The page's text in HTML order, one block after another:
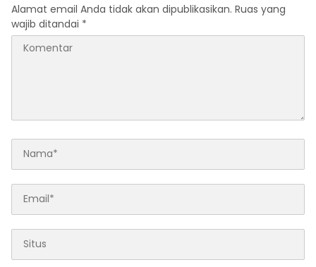
Alamat email Anda tidak akan dipublikasikan. Ruas yang
wajib ditandai *